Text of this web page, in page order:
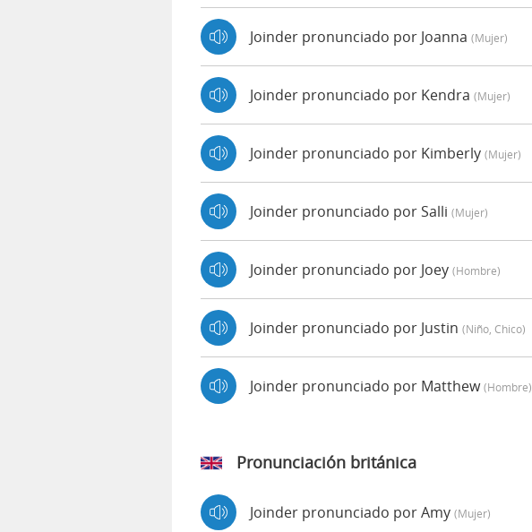
Joinder pronunciado por Joanna (mujer)
Joinder pronunciado por Kendra (mujer)
Joinder pronunciado por Kimberly (mujer)
Joinder pronunciado por Salli (mujer)
Joinder pronunciado por Joey (hombre)
Joinder pronunciado por Justin (niño, Chico)
Joinder pronunciado por Matthew(hombre)
Pronunciación británica
Joinder pronunciado por Amy (mujer)